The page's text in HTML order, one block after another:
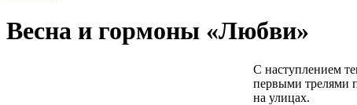
Весна и гормоны «Любви»
С наступлением
первыми трелями
на улицах.